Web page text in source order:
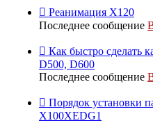
Реанимация X120
Последнее сообщение
Как быстро сделать
D500, D600
Последнее сообщение
Порядок установки
X100XEDG1